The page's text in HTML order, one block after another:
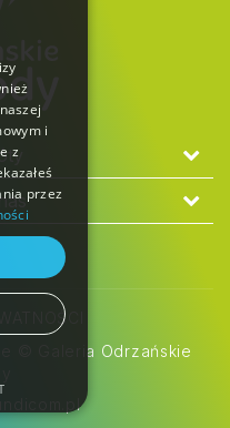
© Galeria Odrzańskie
undicom.pl
i
z
przez